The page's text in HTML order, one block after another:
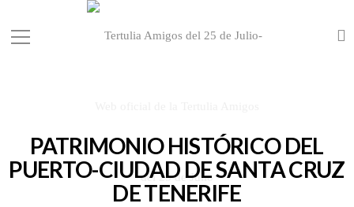
PATRIMONIO HISTÓRICO DEL
PUERTO-CIUDAD DE SANTA CRUZ
DE TENERIFE